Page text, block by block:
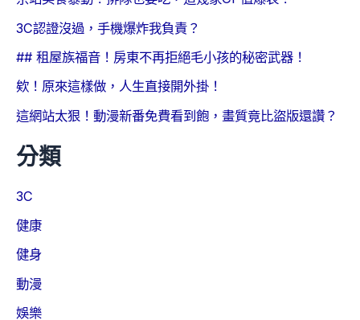
3C認證沒過，手機爆炸我負責？
## 租屋族福音！房東不再拒絕毛小孩的秘密武器！
欸！原來這樣做，人生直接開外掛！
這網站太狠！動漫新番免費看到飽，畫質竟比盜版還讚？
分類
3C
健康
健身
動漫
娛樂